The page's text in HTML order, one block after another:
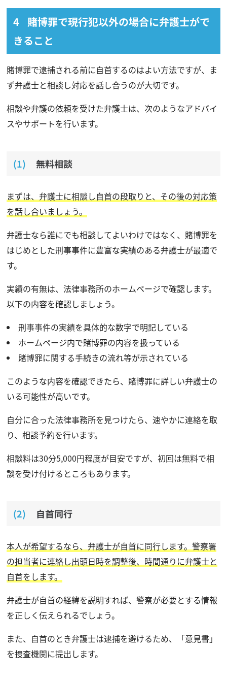
賭博罪で現行犯以外の場合に弁護士がで
きること
賭博罪で逮捕される前に自首するのはよい方法ですが、ま
ず弁護士と相談し対応を話し合うのが大切です。
相談や弁護の依頼を受けた弁護士は、次のようなアドバイ
スやサポートを行います。
無料相談
まずは、弁護士に相談し自首の段取りと、その後の対応策
を話し合いましょう。
弁護士なら誰にでも相談してよいわけではなく、賭博罪を
はじめとした刑事事件に豊富な実績のある弁護士が最適で
す。
実績の有無は、法律事務所のホームページで確認します。
以下の内容を確認しましょう。
刑事事件の実績を具体的な数字で明記している
ホームページ内で賭博罪の内容を扱っている
賭博罪に関する手続きの流れ等が示されている
このような内容を確認できたら、賭博罪に詳しい弁護士の
いる可能性が高いです。
自分に合った法律事務所を見つけたら、速やかに連絡を取
り、相談予約を行います。
相談料は30分5,000円程度が目安ですが、初回は無料で相
談を受け付けるところもあります。
自首同行
本人が希望するなら、弁護士が自首に同行します。警察署
の担当者に連絡し出頭日時を調整後、時間通りに弁護士と
自首をします。
弁護士が自首の経緯を説明すれば、警察が必要とする情報
を正しく伝えられるでしょう。
また、自首のとき弁護士は逮捕を避けるため、「意見書」
を捜査機関に提出します。